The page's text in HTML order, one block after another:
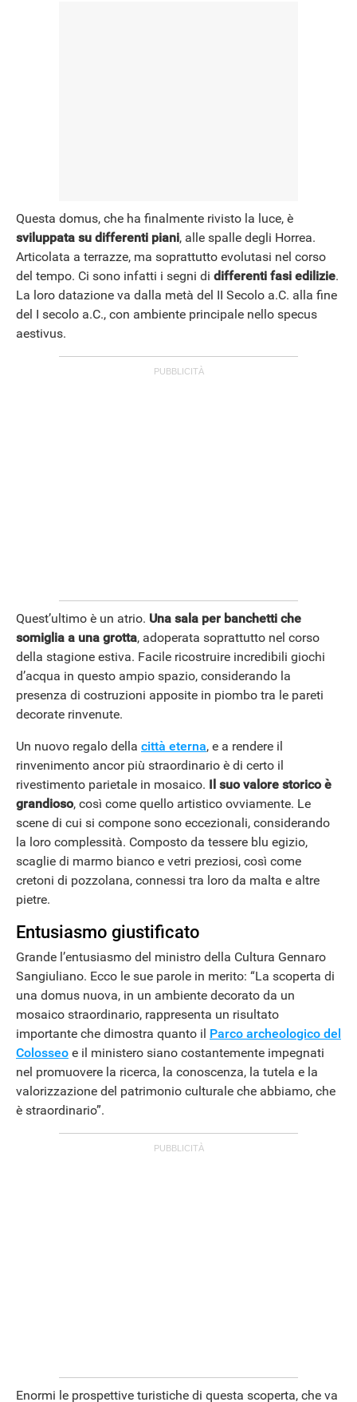
ANDROID
Questa domus, che ha finalmente rivisto la luce, è
sviluppata su differenti piani, alle spalle degli Horrea.
Articolata a terrazze, ma soprattutto evolutasi nel corso
del tempo. Ci sono infatti i segni di differenti fasi edilizie.
La loro datazione va dalla metà del II Secolo a.C. alla fine
del I secolo a.C., con ambiente principale nello specus
aestivus.
Quest’ultimo è un atrio. Una sala per banchetti che
somiglia a una grotta, adoperata soprattutto nel corso
della stagione estiva. Facile ricostruire incredibili giochi
d’acqua in questo ampio spazio, considerando la
presenza di costruzioni apposite in piombo tra le pareti
decorate rinvenute.
Un nuovo regalo della città eterna, e a rendere il
rinvenimento ancor più straordinario è di certo il
rivestimento parietale in mosaico. Il suo valore storico è
grandioso, così come quello artistico ovviamente. Le
scene di cui si compone sono eccezionali, considerando
la loro complessità. Composto da tessere blu egizio,
scaglie di marmo bianco e vetri preziosi, così come
cretoni di pozzolana, connessi tra loro da malta e altre
pietre.
Entusiasmo giustificato
Grande l’entusiasmo del ministro della Cultura Gennaro
Sangiuliano. Ecco le sue parole in merito: “La scoperta di
una domus nuova, in un ambiente decorato da un
mosaico straordinario, rappresenta un risultato
importante che dimostra quanto il Parco archeologico del
Colosseo e il ministero siano costantemente impegnati
nel promuovere la ricerca, la conoscenza, la tutela e la
valorizzazione del patrimonio culturale che abbiamo, che
è straordinario”.
Enormi le prospettive turistiche di questa scoperta, che va